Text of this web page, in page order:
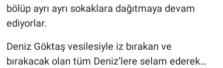
bölüp ayrı ayrı sokaklara dağıtmaya devam
ediyorlar.
Deniz Göktaş vesilesiyle iz bırakan ve
bırakacak olan tüm Deniz’lere selam ederek…